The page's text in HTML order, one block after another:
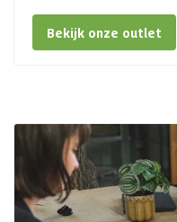
Bekijk onze outlet